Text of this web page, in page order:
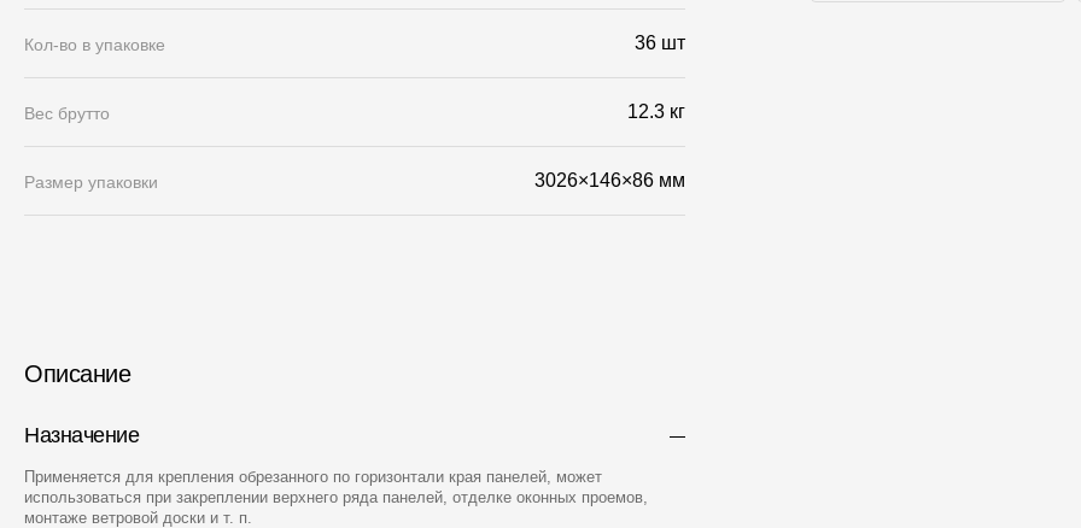
Кол-во в упаковке 36 шт
Вес брутто 12.3 кг
Размер упаковки 3026×146×86 мм
Описание
Назначение
Применяется для крепления обрезанного по горизонтали края панелей, может
использоваться при закреплении верхнего ряда панелей, отделке оконных проемов,
монтаже ветровой доски и т. п.